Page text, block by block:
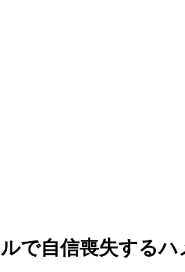
で自信喪失するハ